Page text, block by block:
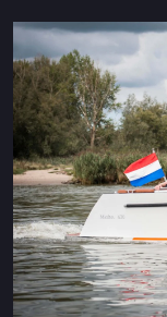
Maxima 490 XL
Maxima 550 Elektrisch
Maxima 600
Maxima 620 MC
Maxima 630
Maxima 720 retro
Maxima 820 retro